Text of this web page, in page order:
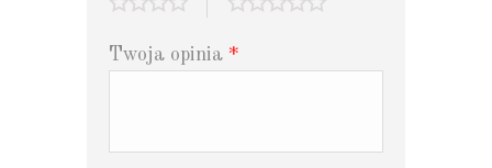
Twoja opinia *